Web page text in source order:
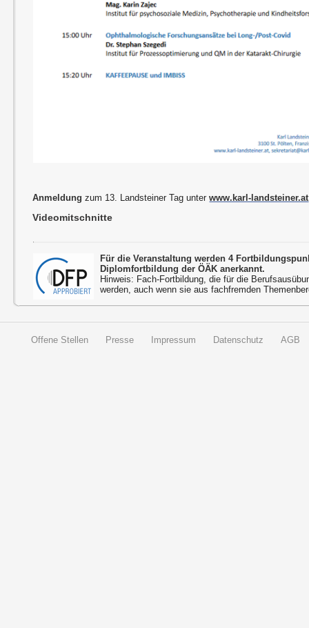
Anmeldung zum 13. Landsteiner Tag unterwww.karl-landsteiner.at
Videomitschnitte
Für die Veranstaltung werden 4
Diplomfortbildung der ÖÄK anerkannt.
Hinweis: Fach-Fortbildung, die für die
werden, auch wenn sie aus fachfremden
Offene Stellen Presse Impressum Datenschutz AGB